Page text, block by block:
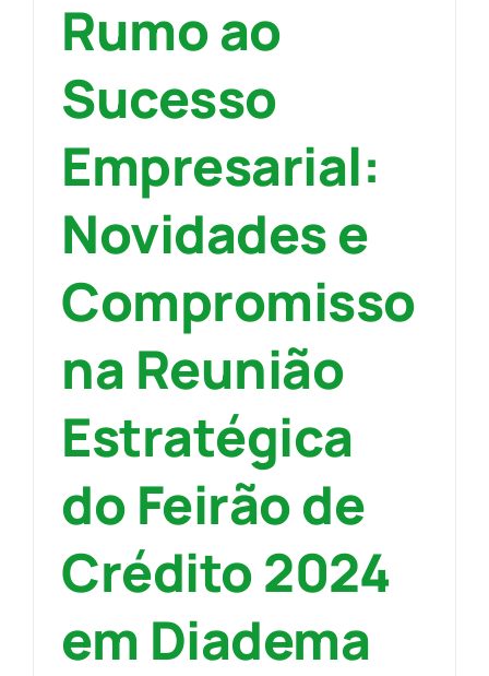
Rumo ao
Sucesso
Empresarial:
Novidades e
Compromisso
na Reunião
Estratégica
do Feirão de
Crédito 2024
em Diadema